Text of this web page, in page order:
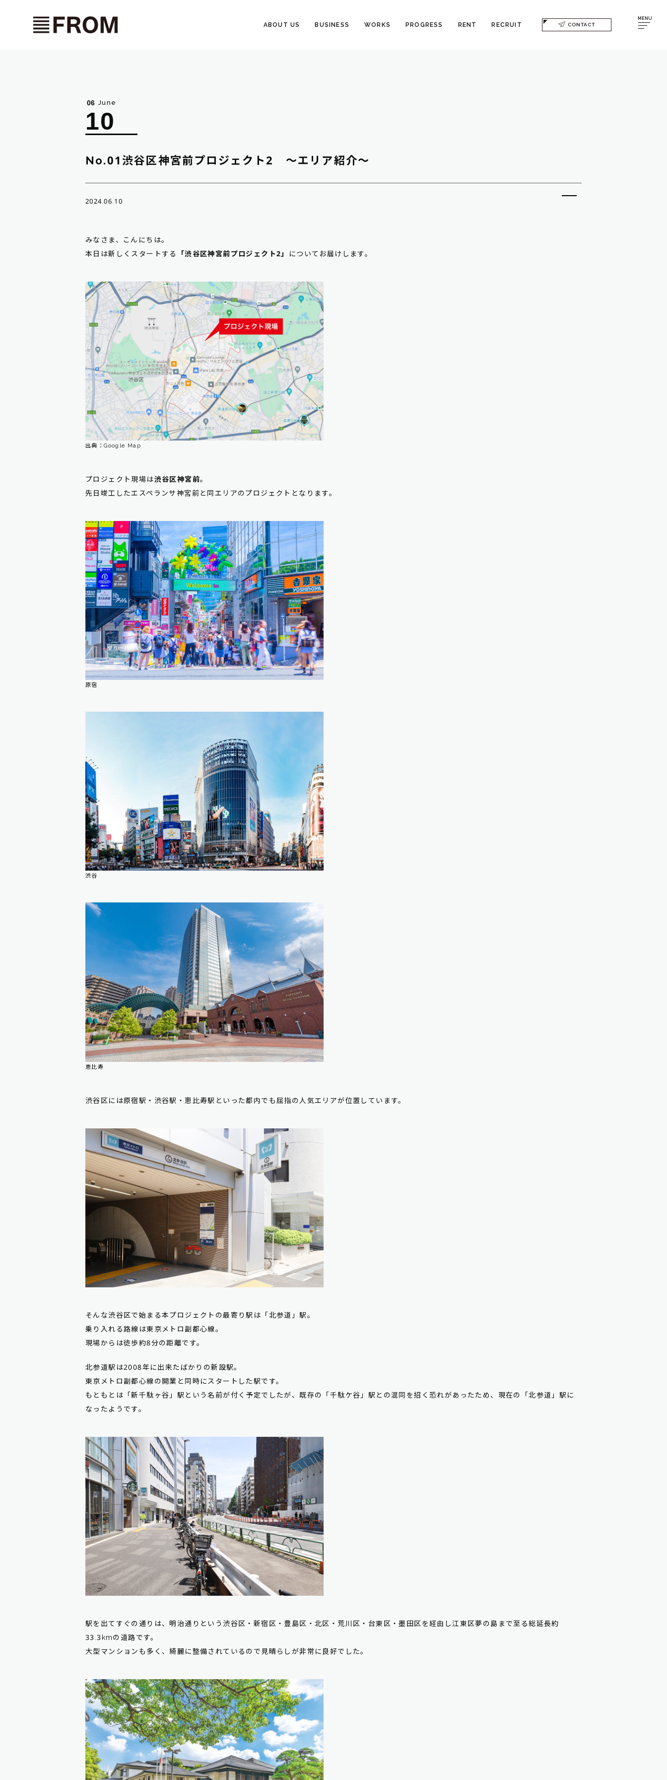
ABOUT US BUSINESS WORKS PROGRESS RENT RECRUIT CONTACT
MENU
06 June
10
No.01渋谷区神宮前プロジェクト2 ～エリア紹介～
2024.06.10
みなさま、こんにちは。
本日は新しくスタートする
「渋谷区神宮前プロジェクト2」 についてお届けします。
出典：Google Map
プロジェクト現場は渋谷区神宮前。
先日竣工したエスペランサ神宮前と同エリアのプロジェクトとなります。
原宿
渋谷
恵比寿
渋谷区には原宿駅・渋谷駅・恵比寿駅といった都内でも屈指の人気エリアが位置しています。
そんな渋谷区で始まる本プロジェクトの最寄り駅は「北参道」駅。
乗り入れる路線は東京メトロ副都心線。
現場からは徒歩約8分の距離です。
北参道駅は2008年に出来たばかりの新設駅。
東京メトロ副都心線の開業と同時にスタートした駅です。
もともとは「新千駄ヶ谷」駅という名前が付く予定でしたが、既存の「千駄ケ谷」駅との混同を招く恐れがあったため、現在の「北参道」駅に
なったようです。
駅を出てすぐの通りは、明治通りという渋谷区・新宿区・豊島区・北区・荒川区・台東区・墨田区を経由し江東区夢の島まで至る総延長約
33.3kmの道路です。
大型マンションも多く、綺麗に整備されているので見晴らしが非常に良好でした。